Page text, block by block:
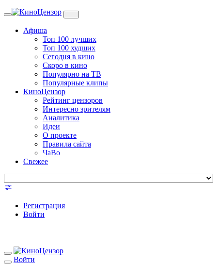
Toggle
Афиша
Топ 100 лучших
Топ 100 худших
Сегодня в кино
Скоро в кино
Популярно на ТВ
Популярные клипы
КиноЦензор
Рейтинг цензоров
Интересно зрителям
Аналитика
Идеи
О проекте
Правила сайта
ЧаВо
Свежее
Регистрация
Войти
Войти